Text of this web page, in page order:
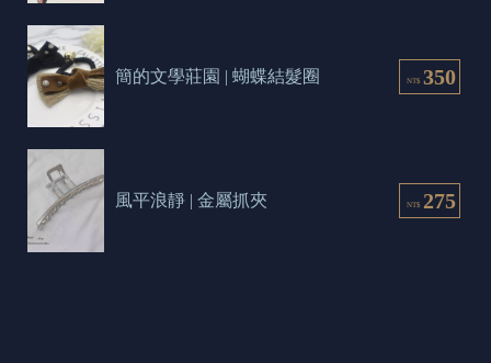
NT$ 350
簡的文學莊園 | 蝴蝶結髮圈
NT$ 275
風平浪靜 | 金屬抓夾